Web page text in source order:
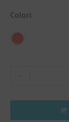
Colori
-
